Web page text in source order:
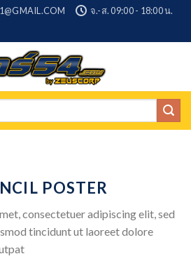
จ.-ส. 09:00 - 18:00 น.
POSTER
consectetuer adipiscing elit, sed
tincidunt ut laoreet dolore